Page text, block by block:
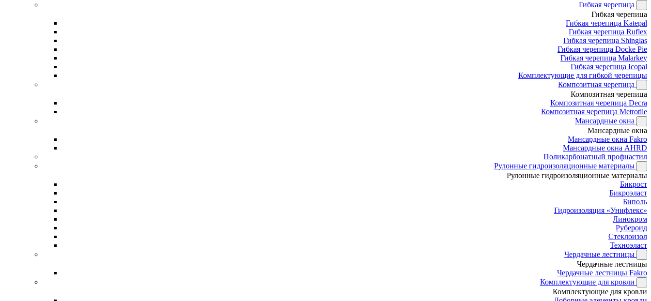
Гибкая черепица
Гибкая черепица
Гибкая черепица Katepal
Гибкая черепица Ruflex
Гибкая черепица Shinglas
Гибкая черепица Docke Pie
Гибкая черепица Malarkey
Гибкая черепица Icopal
Комплектующие для гибкой черепицы
Композитная черепица
Композитная черепица
Композитная черепица Decra
Композитная черепица Metrotile
Мансардные окна
Мансардные окна
Мансардные окна Fakro
Мансардные окна AHRD
Поликарбонатный профнастил
Рулонные гидроизоляционные материалы
Рулонные гидроизоляционные материалы
Бикрост
Бикроэласт
Биполь
Гидроизоляция «Унифлекс»
Линокром
Рубероид
Стеклоизол
Техноэласт
Чердачные лестницы
Чердачные лестницы
Чердачные лестницы Fakro
Комплектующие для кровли
Комплектующие для кровли